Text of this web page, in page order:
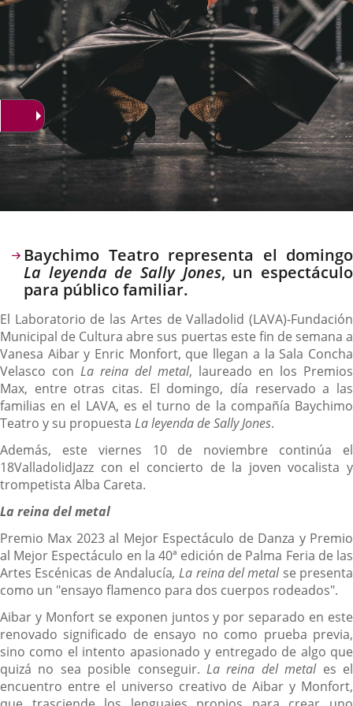
Descripción
Baychimo Teatro representa el domingo
La leyenda de Sally Jones, un espectáculo
para público familiar.
El Laboratorio de las Artes de Valladolid (LAVA)-Fundación
Municipal de Cultura abre sus puertas este fin de semana a
Vanesa Aibar y Enric Monfort, que llegan a la Sala Concha
Velasco con La reina del metal, laureado en los Premios
Max, entre otras citas. El domingo, día reservado a las
familias en el LAVA, es el turno de la compañía Baychimo
Teatro y su propuesta La leyenda de Sally Jones.
Además, este viernes 10 de noviembre continúa el
18ValladolidJazz con el concierto de la joven vocalista y
trompetista Alba Careta.
La reina del metal
Premio Max 2023 al Mejor Espectáculo de Danza y Premio
al Mejor Espectáculo en la 40ª edición de Palma Feria de las
Artes Escénicas de Andalucía, La reina del metalse presenta
como un "ensayo flamenco para dos cuerpos rodeados".
Aibar y Monfort se exponen juntos y por separado en este
renovado significado de ensayo no como prueba previa,
sino como el intento apasionado y entregado de algo que
quizá no sea posible conseguir. La reina del metales el
encuentro entre el universo creativo de Aibar y Monfort,